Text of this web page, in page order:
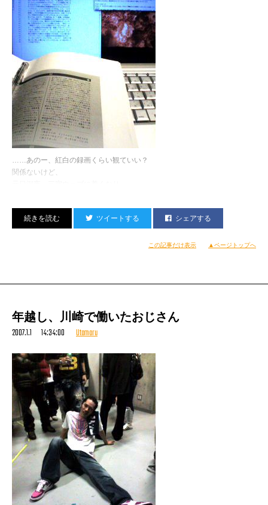
……あのー、紅白の録画くらい観ていい？
関係ないけど、
「師匠っ！ 紅白、今年も白組勝ちましたよー！」と
やたらと報告されたのはなぜだったんだ……？！
ツイートする シェアする
この記事だけ表示 ▲ページトップへ
年越し、川崎で働いたおじさん
2007.1.1 14:34:00 Utamaru